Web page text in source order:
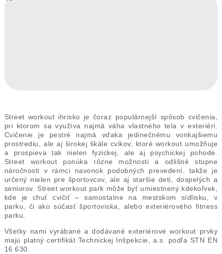
Street workout ihrisko je čoraz populárnejší spôsob cvičenia,
pri ktorom sa využíva najmä váha vlastného tela v exteriéri.
Cvičenie je pestré najmä vďaka jedinečnému vonkajšiemu
prostrediu, ale aj širokej škále cvikov, ktoré workout umožňuje
a prospieva tak nielen fyzickej, ale aj psychickej pohode.
Street workout ponúka rôzne možnosti a odlišné stupne
náročnosti v rámci navonok podobných prevedení, takže je
určený nielen pre športovcov, ale aj staršie deti, dospelých a
seniorov. Street workout park môže byť umiestnený kdekoľvek,
kde je chuť cvičiť – samostatne na mestskom sídlisku, v
parku, či ako súčasť športoviska, alebo exteriérového fitness
parku.
Všetky nami vyrábané a dodávané exteriérové workout prvky
majú platný certifikát Technickej Inšpekcie, a.s. podľa STN EN
16 630.